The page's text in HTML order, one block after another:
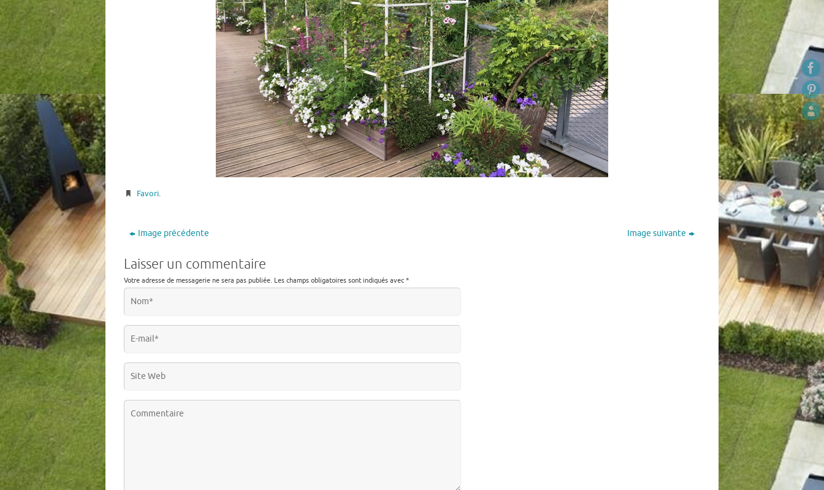
Favori.
Image précédente Image suivante
Laisser un commentaire
Votre adresse de messagerie ne sera pas publiée. Les champs obligatoires sont indiqués avec *